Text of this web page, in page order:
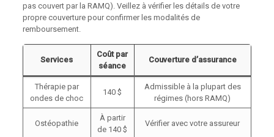
pas couvert par la RAMQ). Veillez à vérifier les détails de votre
propre couverture pour confirmer les modalités de
remboursement.
Services
Coût par
séance
Couverture d’assurance
Thérapie par
ondes de choc
140 $
Admissible à la plupart des
régimes (hors RAMQ)
Ostéopathie
À partir
de 140 $
Vérifier avec votre assureur